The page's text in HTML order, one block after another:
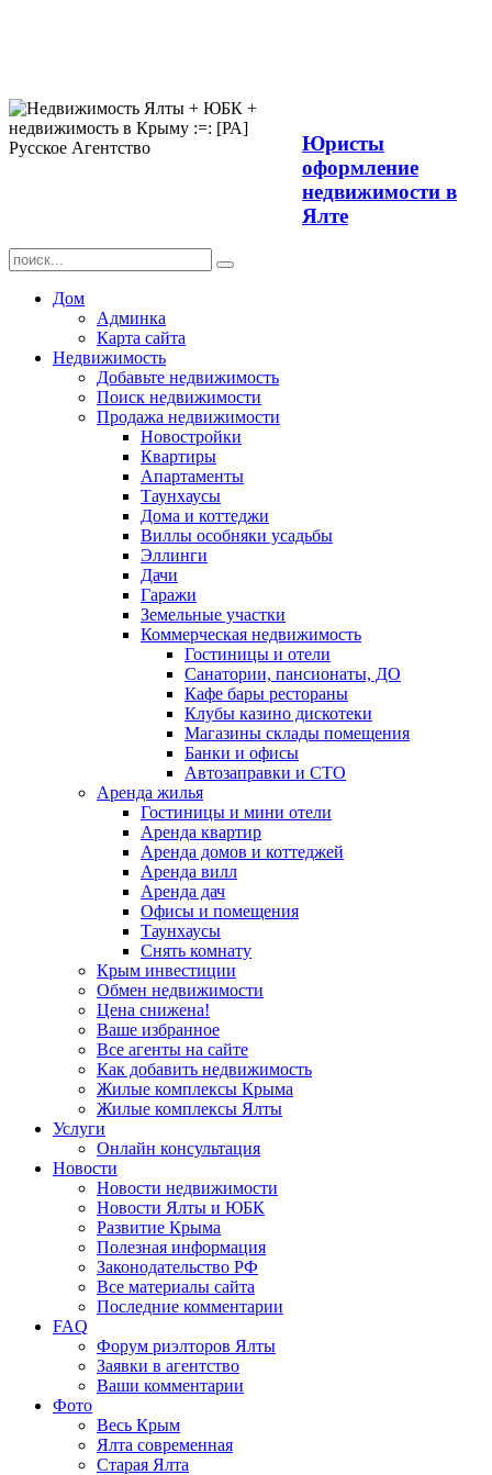
Юристы
оформление
недвижимости в
Ялте
Дом
Админка
Карта сайта
Недвижимость
Добавьте недвижимость
Поиск недвижимости
Продажа недвижимости
Новостройки
Квартиры
Апартаменты
Таунхаусы
Дома и коттеджи
Виллы особняки усадьбы
Эллинги
Дачи
Гаражи
Земельные участки
Коммерческая недвижимость
Гостиницы и отели
Санатории, пансионаты, ДО
Кафе бары рестораны
Клубы казино дискотеки
Магазины склады помещения
Банки и офисы
Автозаправки и СТО
Аренда жилья
Гостиницы и мини отели
Аренда квартир
Аренда домов и коттеджей
Аренда вилл
Аренда дач
Офисы и помещения
Таунхаусы
Снять комнату
Крым инвестиции
Обмен недвижимости
Цена снижена!
Ваше избранное
Все агенты на сайте
Как добавить недвижимость
Жилые комплексы Крыма
Жилые комплексы Ялты
Услуги
Онлайн консультация
Новости
Новости недвижимости
Новости Ялты и ЮБК
Развитие Крыма
Полезная информация
Законодательство РФ
Все материалы сайта
Последние комментарии
FAQ
Форум риэлторов Ялты
Заявки в агентство
Ваши комментарии
Фото
Весь Крым
Ялта современная
Старая Ялта